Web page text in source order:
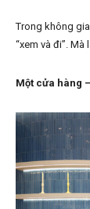
Trong không
“xem và đi”.
Một cửa hàng